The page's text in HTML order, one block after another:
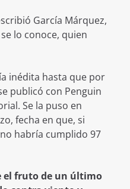
García Márquez,
lo conoce, quien
inédita hasta que por
publicó con Penguin
Se la puso en
fecha en que, si
habría cumplido 97
el fruto de un último